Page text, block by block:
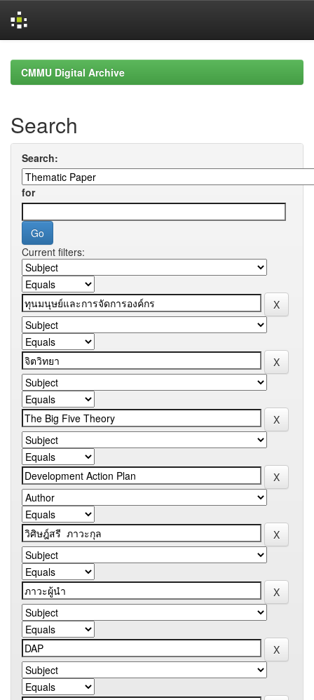
navigationCMMU Digital Archive
Search
Search:
for
Current filters: